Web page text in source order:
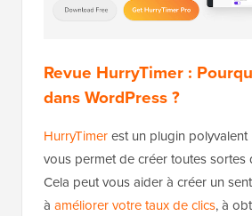
Revue HurryTimer :
dans WordPress ?
HurryTimerest un plugin
vous permet de créer toutes sortes
Cela peut vous aider à créer un
à améliorer votre taux de clics, à